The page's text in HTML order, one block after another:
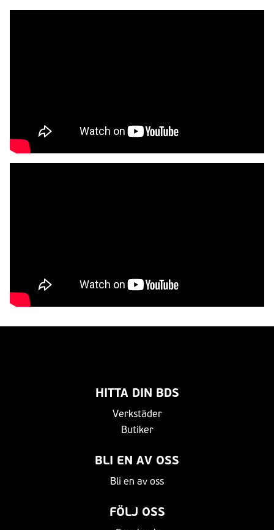
HITTA DIN BDS
Verkstäder
Butiker
BLI EN AV OSS
Bli en av oss
FÖLJ OSS